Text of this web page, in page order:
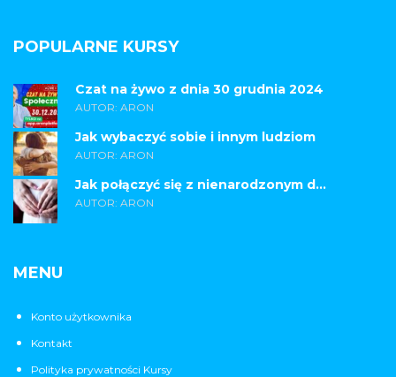
POPULARNE KURSY
Czat na żywo z dnia 30 grudnia 2024
AUTOR: ARON
Jak wybaczyć sobie i innym ludziom
AUTOR: ARON
Jak połączyć się z nienarodzonym d...
AUTOR: ARON
MENU
Konto użytkownika
Kontakt
Polityka prywatności Kursy